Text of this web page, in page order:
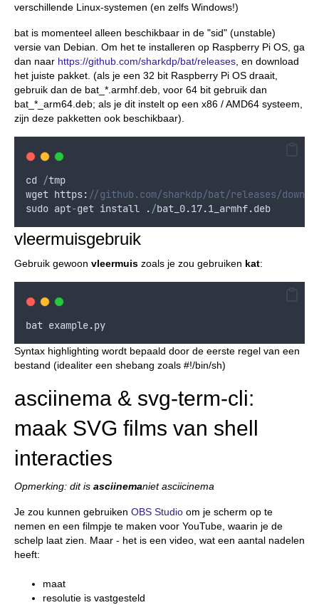
verschillende Linux-systemen (en zelfs Windows!)
bat is momenteel alleen beschikbaar in de "sid" (unstable)
versie van Debian. Om het te installeren op Raspberry Pi OS, ga
dan naar https://github.com/sharkdp/bat/releases, en download
het juiste pakket. (als je een 32 bit Raspberry Pi OS draait,
gebruik dan de bat_*.armhf.deb, voor 64 bit gebruik dan
bat_*_arm64.deb; als je dit instelt op een x86 / AMD64 systeem,
zijn deze pakketten ook beschikbaar).
cd /tmp
wget https: //github.com/sharkdp/bat/releases/
sudo apt-get install . /bat_0.17.1 _armhf.deb
vleermuisgebruik
Gebruik gewoon vleermuis zoals je zou gebruiken kat:
bat example.py
Syntax highlighting wordt bepaald door de eerste regel van een
bestand (idealiter een shebang zoals #!/bin/sh)
asciinema & svg-term-cli:
maak SVG films van shell
interacties
Opmerking: dit is asciinemaniet asciicinema
Je zou kunnen gebruiken OBS Studio om je scherm op te
nemen en een filmpje te maken voor YouTube, waarin je de
schelp laat zien. Maar - het is een video, wat een aantal nadelen
heeft:
maat
resolutie is vastgesteld